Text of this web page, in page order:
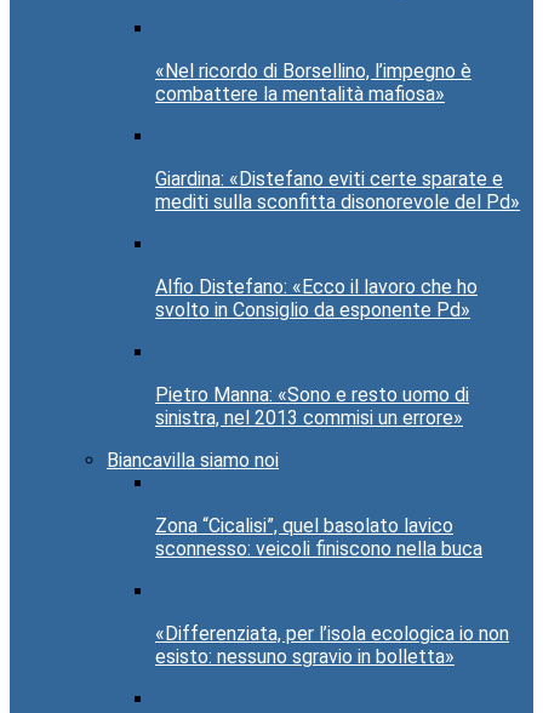
«Nel ricordo di Borsellino, l’impegno è
combattere la mentalità mafiosa»
Giardina: «Distefano eviti certe sparate e
mediti sulla sconfitta disonorevole del Pd»
Alfio Distefano: «Ecco il lavoro che ho
svolto in Consiglio da esponente Pd»
Pietro Manna: «Sono e resto uomo di
sinistra, nel 2013 commisi un errore»
Biancavilla siamo noi
Zona “Cicalisi”, quel basolato lavico
sconnesso: veicoli finiscono nella buca
«Differenziata, per l’isola ecologica io non
esisto: nessuno sgravio in bolletta»